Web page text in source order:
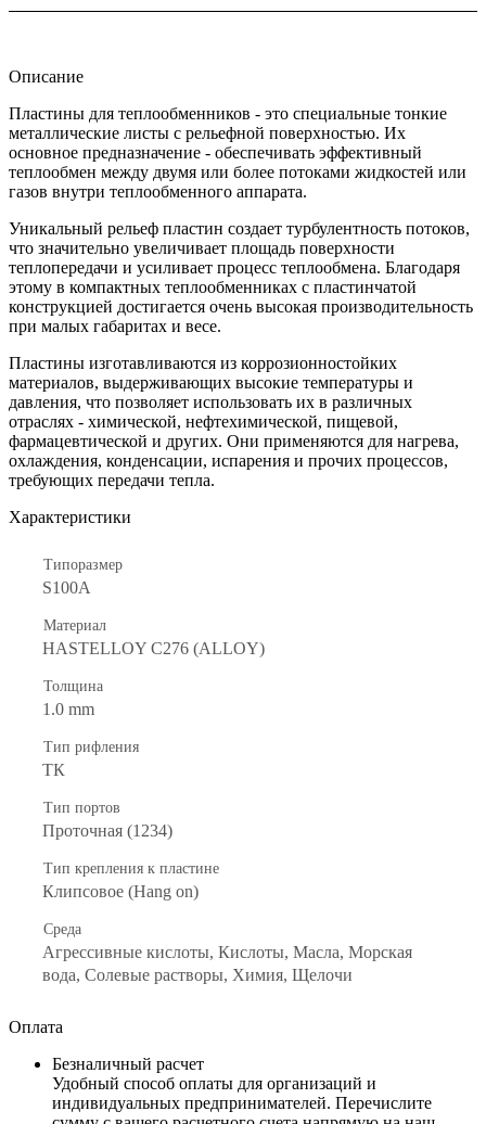
Описание
Пластины для теплообменников - это специальные тонкие
металлические листы с рельефной поверхностью. Их
основное предназначение - обеспечивать эффективный
теплообмен между двумя или более потоками жидкостей или
газов внутри теплообменного аппарата.
Уникальный рельеф пластин создает турбулентность потоков,
что значительно увеличивает площадь поверхности
теплопередачи и усиливает процесс теплообмена. Благодаря
этому в компактных теплообменниках с пластинчатой
конструкцией достигается очень высокая производительность
при малых габаритах и весе.
Пластины изготавливаются из коррозионностойких
материалов, выдерживающих высокие температуры и
давления, что позволяет использовать их в различных
отраслях - химической, нефтехимической, пищевой,
фармацевтической и других. Они применяются для нагрева,
охлаждения, конденсации, испарения и прочих процессов,
требующих передачи тепла.
Характеристики
Типоразмер
S100A
Материал
HASTELLOY C276 (ALLOY)
Толщина
1.0 mm
Тип рифления
ТК
Тип портов
Проточная (1234)
Тип крепления к пластине
Клипсовое (Hang on)
Среда
Агрессивные кислоты, Кислоты, Масла, Морская
вода, Солевые растворы, Химия, Щелочи
Оплата
Безналичный расчет
Удобный способ оплаты для организаций и
индивидуальных предпринимателей. Перечислите